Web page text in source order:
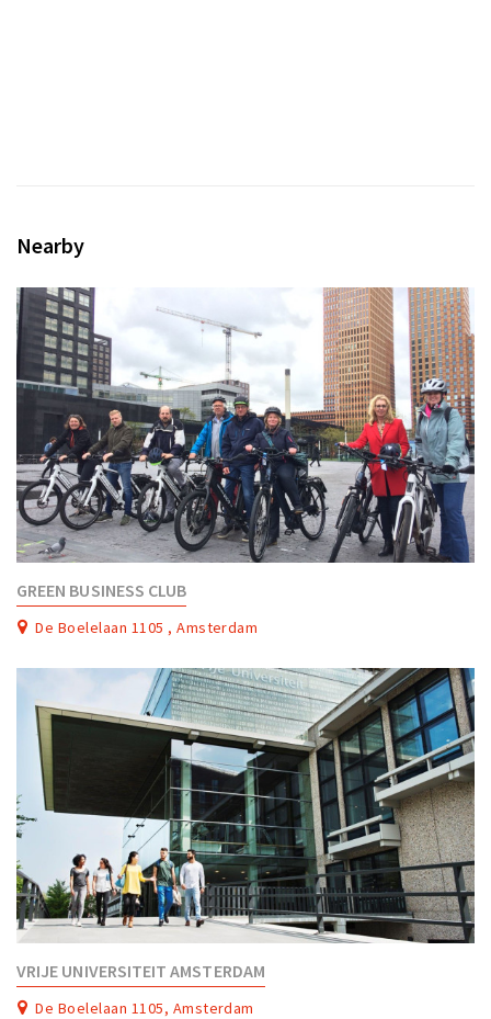
Nearby
GREEN BUSINESS CLUB
De Boelelaan 1105 , Amsterdam
VRIJE UNIVERSITEIT AMSTERDAM
De Boelelaan 1105, Amsterdam